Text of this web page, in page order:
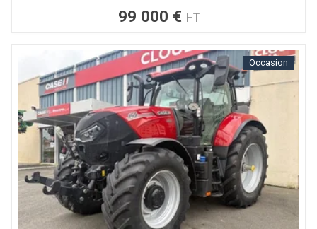
99 000 € HT
Occasion